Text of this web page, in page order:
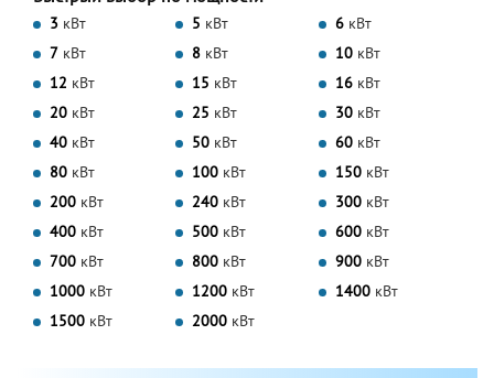
3 кВт 5 кВт 6 кВт
7 кВт 8 кВт 10 кВт
12 кВт 15 кВт 16 кВт
20 кВт 25 кВт 30 кВт
40 кВт 50 кВт 60 кВт
80 кВт 100 кВт 150 кВт
200 кВт 240 кВт 300 кВт
400 кВт 500 кВт 600 кВт
700 кВт 800 кВт 900 кВт
1000 кВт 1200 кВт 1400 кВт
1500 кВт 2000 кВт